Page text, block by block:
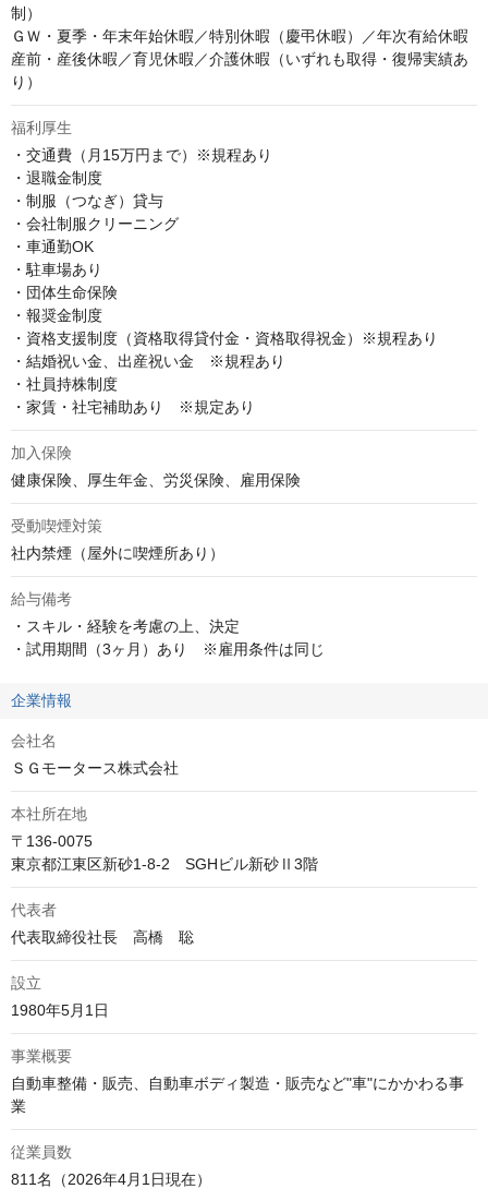
制）
ＧＷ・夏季・年末年始休暇／特別休暇（慶弔休暇）／年次有給休暇
産前・産後休暇／育児休暇／介護休暇（いずれも取得・復帰実績あ
り）
福利厚生
・交通費（月15万円まで）※規程あり
・退職金制度
・制服（つなぎ）貸与
・会社制服クリーニング
・車通勤OK
・駐車場あり
・団体生命保険
・報奨金制度
・資格支援制度（資格取得貸付金・資格取得祝金）※規程あり
・結婚祝い金、出産祝い金　※規程あり
・社員持株制度
・家賃・社宅補助あり　※規定あり
加入保険
健康保険、厚生年金、労災保険、雇用保険
受動喫煙対策
社内禁煙（屋外に喫煙所あり）
給与備考
・スキル・経験を考慮の上、決定
・試用期間（3ヶ月）あり　※雇用条件は同じ
企業情報
会社名
ＳＧモータース株式会社
本社所在地
〒136-0075
東京都江東区新砂1-8-2　SGHビル新砂Ⅱ3階
代表者
代表取締役社長　高橋　聡
設立
1980年5月1日
事業概要
自動車整備・販売、自動車ボディ製造・販売など"車"にかかわる事
業
従業員数
811名（2026年4月1日現在）